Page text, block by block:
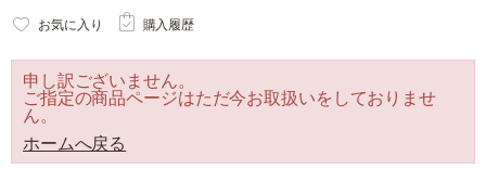
お気に入り 購入履歴
申し訳ございません。
ご指定の商品ページはただ今お取扱いをしておりませ
ん。
ホームへ戻る